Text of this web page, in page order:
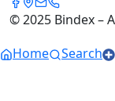
© 2025 Bindex –
Home
Search